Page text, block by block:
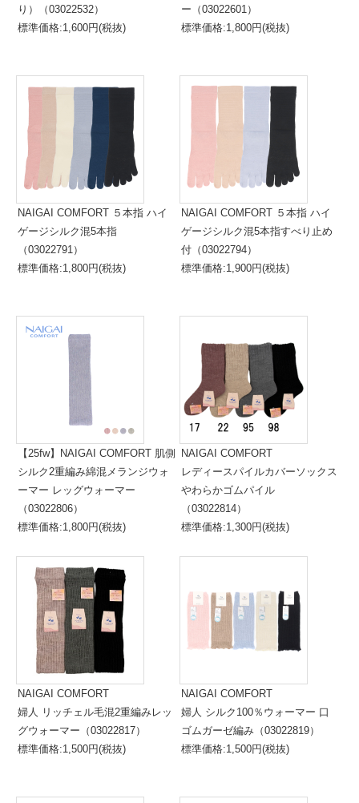
り）（03022532）
標準価格:1,600円(税抜)
ー（03022601）
標準価格:1,800円(税抜)
NAIGAI COMFORT ５本指 ハイ
ゲージシルク混5本指
（03022791）
標準価格:1,800円(税抜)
NAIGAI COMFORT ５本指 ハイ
ゲージシルク混5本指すべり止め
付（03022794）
標準価格:1,900円(税抜)
【25fw】NAIGAI COMFORT 肌側
シルク2重編み綿混メランジウォ
ーマー レッグウォーマー
（03022806）
標準価格:1,800円(税抜)
NAIGAI COMFORT
レディースパイルカバーソックス
やわらかゴムパイル
（03022814）
標準価格:1,300円(税抜)
NAIGAI COMFORT
婦人 リッチェル毛混2重編みレッ
グウォーマー（03022817）
標準価格:1,500円(税抜)
NAIGAI COMFORT
婦人 シルク100％ウォーマー 口
ゴムガーゼ編み（03022819）
標準価格:1,500円(税抜)